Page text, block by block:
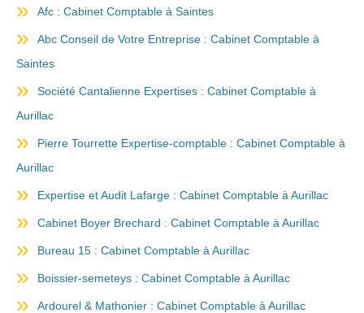
Afc : Cabinet Comptable à Saintes
Abc Conseil de Votre Entreprise : Cabinet Comptable à
Saintes
Société Cantalienne Expertises : Cabinet Comptable à
Aurillac
Pierre Tourrette Expertise-comptable : Cabinet Comptable à
Aurillac
Expertise et Audit Lafarge : Cabinet Comptable à Aurillac
Cabinet Boyer Brechard : Cabinet Comptable à Aurillac
Bureau 15 : Cabinet Comptable à Aurillac
Boissier-semeteys : Cabinet Comptable à Aurillac
Ardourel & Mathonier : Cabinet Comptable à Aurillac